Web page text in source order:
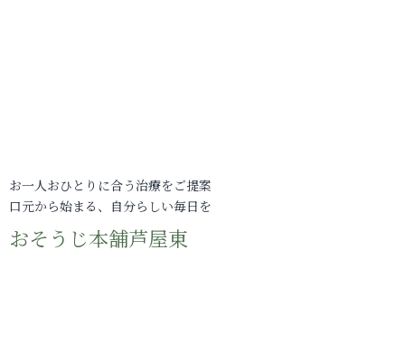
お一人おひとりに合う治療をご提案
口元から始まる、自分らしい毎日を
おそうじ本舗芦屋東